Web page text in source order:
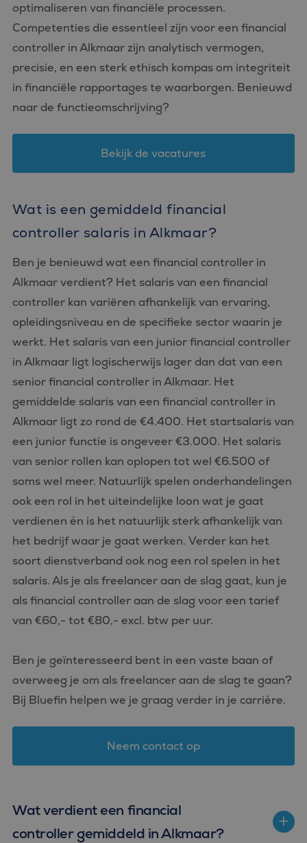
optimaliseren van financiële processen.
Competenties die essentieel zijn voor een financial
controller in Alkmaar zijn analytisch vermogen,
precisie, en een sterk ethisch kompas om integriteit
in financiële rapportages te waarborgen. Benieuwd
naar de functieomschrijving?
Bekijk de vacatures
Wat is een gemiddeld financial
controller salaris in Alkmaar?
Ben je benieuwd wat een financial controller in
Alkmaar verdient? Het salaris van een financial
controller kan variëren afhankelijk van ervaring,
opleidingsniveau en de specifieke sector waarin je
werkt. Het salaris van een junior financial controller
in Alkmaar ligt logischerwijs lager dan dat van een
senior financial controller in Alkmaar. Het
gemiddelde salaris van een financial controller in
Alkmaar ligt zo rond de €4.400. Het startsalaris van
een junior functie is ongeveer €3.000. Het salaris
van senior rollen kan oplopen tot wel €6.500 of
soms wel meer. Natuurlijk spelen onderhandelingen
ook een rol in het uiteindelijke loon wat je gaat
verdienen én is het natuurlijk sterk afhankelijk van
het bedrijf waar je gaat werken. Verder kan het
soort dienstverband ook nog een rol spelen in het
salaris. Als je als freelancer aan de slag gaat, kun je
als financial controller aan de slag voor een tarief
van €60,- tot €80,- excl. btw per uur.
Ben je geïnteresseerd bent in een vaste baan of
overweeg je om als freelancer aan de slag te gaan?
Bij Bluefin helpen we je graag verder in je carrière.
Neem contact op
Wat verdient een financial
controller gemiddeld in Alkmaar?